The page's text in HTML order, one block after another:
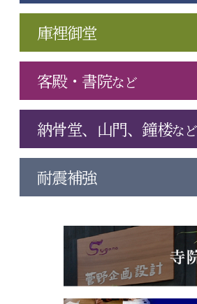
庫裡御堂
客殿・書院など
納骨堂、山門、鐘楼など
耐震補強